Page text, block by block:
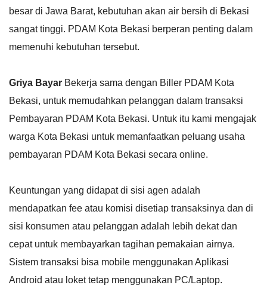
besar di Jawa Barat, kebutuhan akan air bersih di Bekasi
sangat tinggi. PDAM Kota Bekasi berperan penting dalam
memenuhi kebutuhan tersebut.
Griya Bayar Bekerja sama dengan Biller PDAM Kota
Bekasi, untuk memudahkan pelanggan dalam transaksi
Pembayaran PDAM Kota Bekasi. Untuk itu kami mengajak
warga Kota Bekasi untuk memanfaatkan peluang usaha
pembayaran PDAM Kota Bekasi secara online.
Keuntungan yang didapat di sisi agen adalah
mendapatkan fee atau komisi disetiap transaksinya dan di
sisi konsumen atau pelanggan adalah lebih dekat dan
cepat untuk membayarkan tagihan pemakaian airnya.
Sistem transaksi bisa mobile menggunakan Aplikasi
Android atau loket tetap menggunakan PC/Laptop.